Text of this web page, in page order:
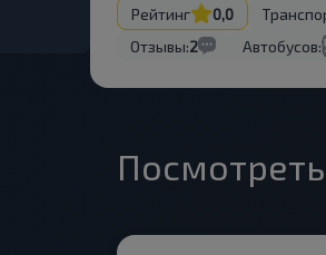
Рейтинг 0,0
Отзывы:2 Автобусов: